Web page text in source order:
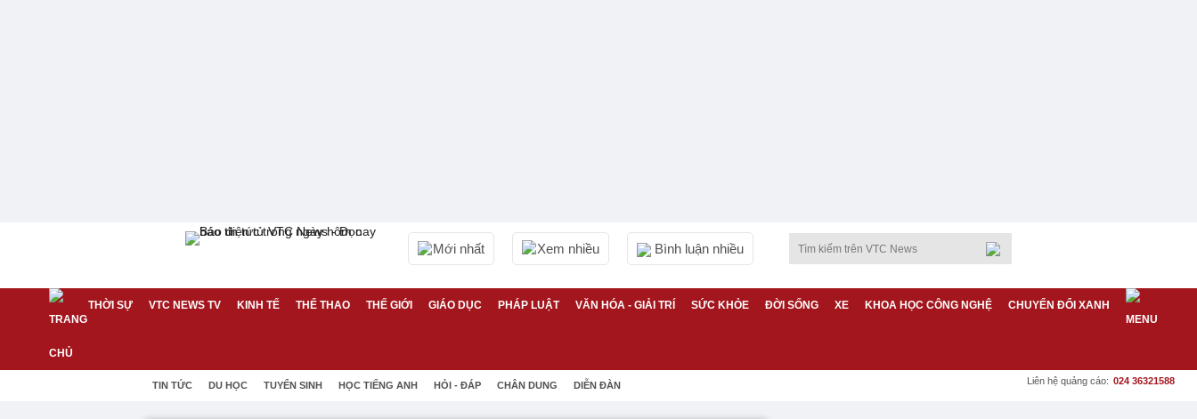
Mới nhất Xem nhiều Bình luận nhiều
THỜI SỰ VTC NEWS TV KINH TẾ THỂ THAO THẾ GIỚI GIÁO DỤC PHÁP LUẬT VĂN HÓA - GIẢI TRÍ SỨC KHỎE ĐỜI SỐNG XE KHOA HỌC CÔNG NGHỆ CHUYỂN ĐỔI XANH
TIN TỨC DU HỌC TUYỂN SINH HỌC TIẾNG ANH HỎI - ĐÁP CHÂN DUNG DIỄN ĐÀN Liên hệ quảng cáo: 024 36321588